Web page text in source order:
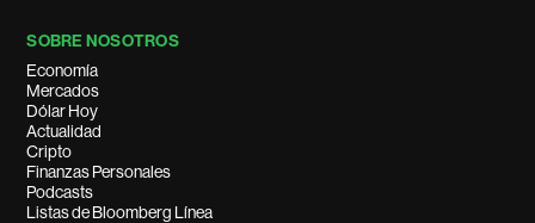
SOBRE NOSOTROS
Economía
Mercados
Dólar Hoy
Actualidad
Cripto
Finanzas Personales
Podcasts
Listas de Bloomberg Línea